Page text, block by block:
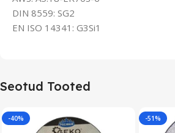
DIN 8559: SG2
EN ISO 14341: G3Si1
Seotud Tooted
-40% -51%